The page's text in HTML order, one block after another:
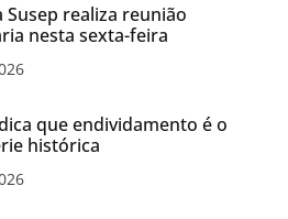
realiza reunião
nesta sexta-feira
que endividamento é o
histórica